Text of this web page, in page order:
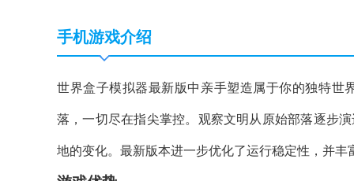
手机游戏介绍
世界盒子模拟器最新版中亲手塑造属于你的独特世
落，一切尽在指尖掌控。观察文明从原始部落逐步
地的变化。最新版本进一步优化了运行稳定性，并